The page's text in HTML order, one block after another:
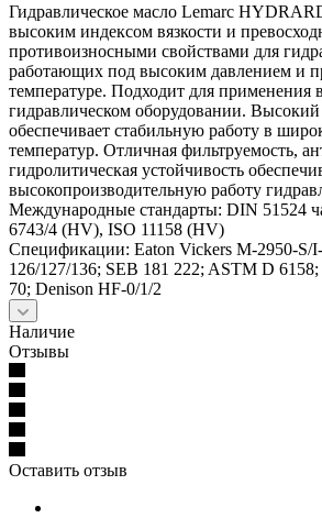
Гидравлическое масло Lemarc
высоким индексом вязкости и
противоизносными свойствами для
работающих под высоким давлением и
температуре. Подходит для применения
гидравлическом оборудовании. Высокий
обеспечивает стабильную работу в
температур. Отличная фильтруемость,
гидролитическая устойчивость
высокопроизводительную работу
Международные стандарты: DIN 51524
6743/4 (HV), ISO 11158 (HV)
Спецификации: Eaton Vickers M-2950-S/
126/127/136; SEB 181 222; ASTM D
70; Denison HF-0/1/2
Наличие
Отзывы
Оставить отзыв